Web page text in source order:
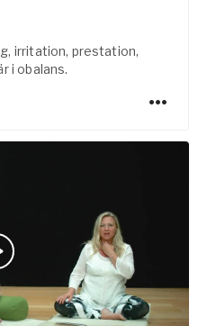
irritation, prestation,
i obalans.